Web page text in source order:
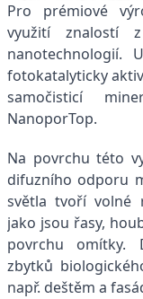
Pro prémiové
využití znalostí
nanotechnologií.
fotokatalyticky
samočisticí
NanoporTop.
Na povrchu této
difuzního odporu
světla tvoří volné
jako jsou řasy,
povrchu omítky.
zbytků
např. deštěm a